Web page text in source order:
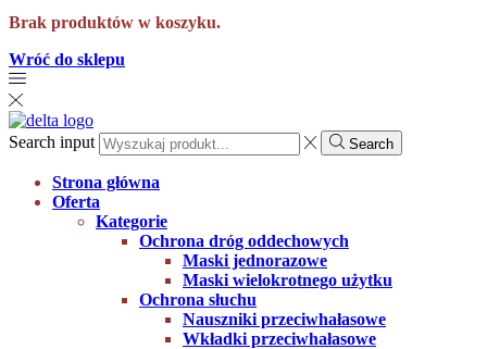
Brak produktów w koszyku.
Wróć do sklepu
Search input Search
Strona główna
Oferta
Kategorie
Ochrona dróg oddechowych
Maski jednorazowe
Maski wielokrotnego użytku
Ochrona słuchu
Nauszniki przeciwhałasowe
Wkładki przeciwhałasowe